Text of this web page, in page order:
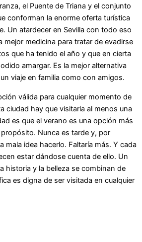
el Puente de Triana y el conjunto
conforman la enorme oferta turística
Un atardecer en Sevilla con todo eso
mejor medicina para tratar de evadirse
que ha tenido el año y que en cierta
amargar. Es la mejor alternativa
viaje en familia como con amigos.
válida para cualquier momento de
ciudad hay que visitarla al menos una
es que el verano es una opción más
Nunca es tarde y, por
mala idea hacerlo. Faltaría más. Y cada
estar dándose cuenta de ello. Un
historia y la belleza se combinan de
es digna de ser visitada en cualquier